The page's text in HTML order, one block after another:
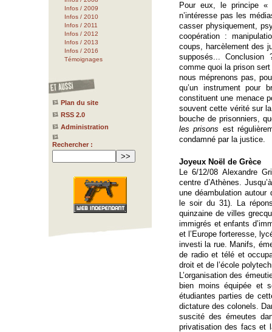
Infos / 2009
Infos / 2010
Infos / 2011
Infos / 2012
Infos / 2013
Infos / 2016
Témoignages
Plan du site
RSS 2.0
Administration
Rechercher :
Pour eux, le principe
n’intéresse pas les
casser physiquement,
coopération :
coups, harcèlement des
supposés...
comme quoi la prison
nous méprenons pas,
qu’un instrument pour
constituent une menace
souvent cette vérité sur
bouche de prisonniers,
les prisons est
condamné par la justice.
Joyeux Noël de Grèce
Le 6/12/08 Alexandre
centre d’Athènes.
une déambulation autour
le soir du 31). La
quinzaine de villes
immigrés et enfants
et l’Europe forteresse,
investi la rue. Manifs,
de radio et télé et
droit et de l’école
L’organisation des
bien moins équipée et
étudiantes parties de
dictature des colonels.
suscité des émeutes
privatisation des facs et